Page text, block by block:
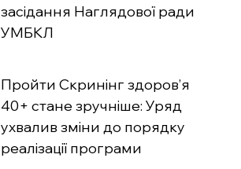
засідання Наглядової ради
УМБКЛ
Пройти Скринінг здоров’я
40+ стане зручніше: Уряд
ухвалив зміни до порядку
реалізації програми